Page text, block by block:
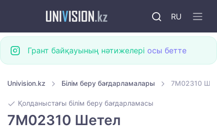
RU
Грант байқауының нәтижелері осы бетте
Univision.kz Білім беру бағдарламалары 7M02310
Қолданыстағы білім беру бағдарламасы
7M02310 Шетел